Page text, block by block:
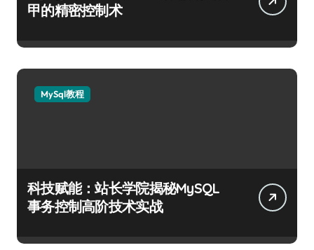
甲的精密控制术
MySql教程
科技赋能：站长学院揭秘MySQL
事务控制高阶技术实战